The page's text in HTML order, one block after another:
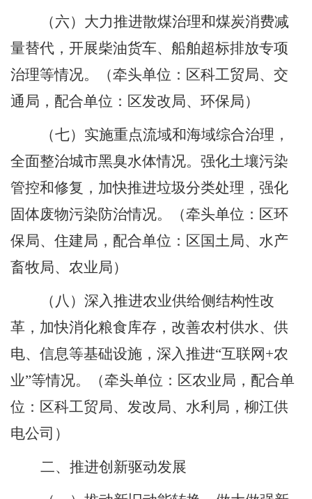
（六）大力推进散煤治理和煤炭消费减
量替代，开展柴油货车、船舶超标排放专项
治理等情况。
（牵头单位：区科工贸局、交
通局，配合单位：区发改局、环保局）
（七）实施重点流域和海域综合治理，
全面整治城市黑臭水体情况。强化土壤污染
管控和修复，加快推进垃圾分类处理，强化
固体废物污染防治情况。
（牵头单位：区环
保局、住建局，配合单位：区国土局、水产
畜牧局、农业局）
（八）深入推进农业供给侧结构性改
革，加快消化粮食库存，改善农村供水、供
电、信息等基础设施，深入推进“互联网+农
业”等情况。
（牵头单位：区农业局，配合单
位：区科工贸局、发改局、水利局，柳江供
电公司）
二、推进创新驱动发展